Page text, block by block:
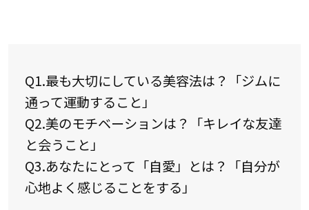
Q1.最も大切にしている美容法は？「ジムに
通って運動すること」
Q2.美のモチベーションは？「キレイな友達
と会うこと」
Q3.あなたにとって「自愛」とは？「自分が
心地よく感じることをする」